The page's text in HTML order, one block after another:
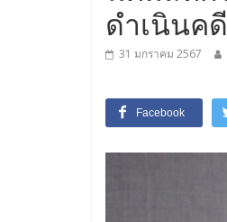
ดำเนินค
31 มกราคม 2567
Facebook